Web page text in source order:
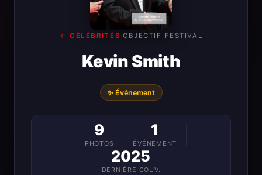
← CÉLÉBRITÉS· OBJECTIF FESTIVAL
Kevin Smith
✨ Événement
9
PHOTOS
1
ÉVÉNEMENT
2025
DERNIÈRE COUV.